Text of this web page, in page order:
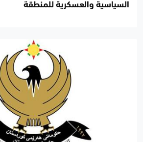
السياسية والعسكرية للمنطقة